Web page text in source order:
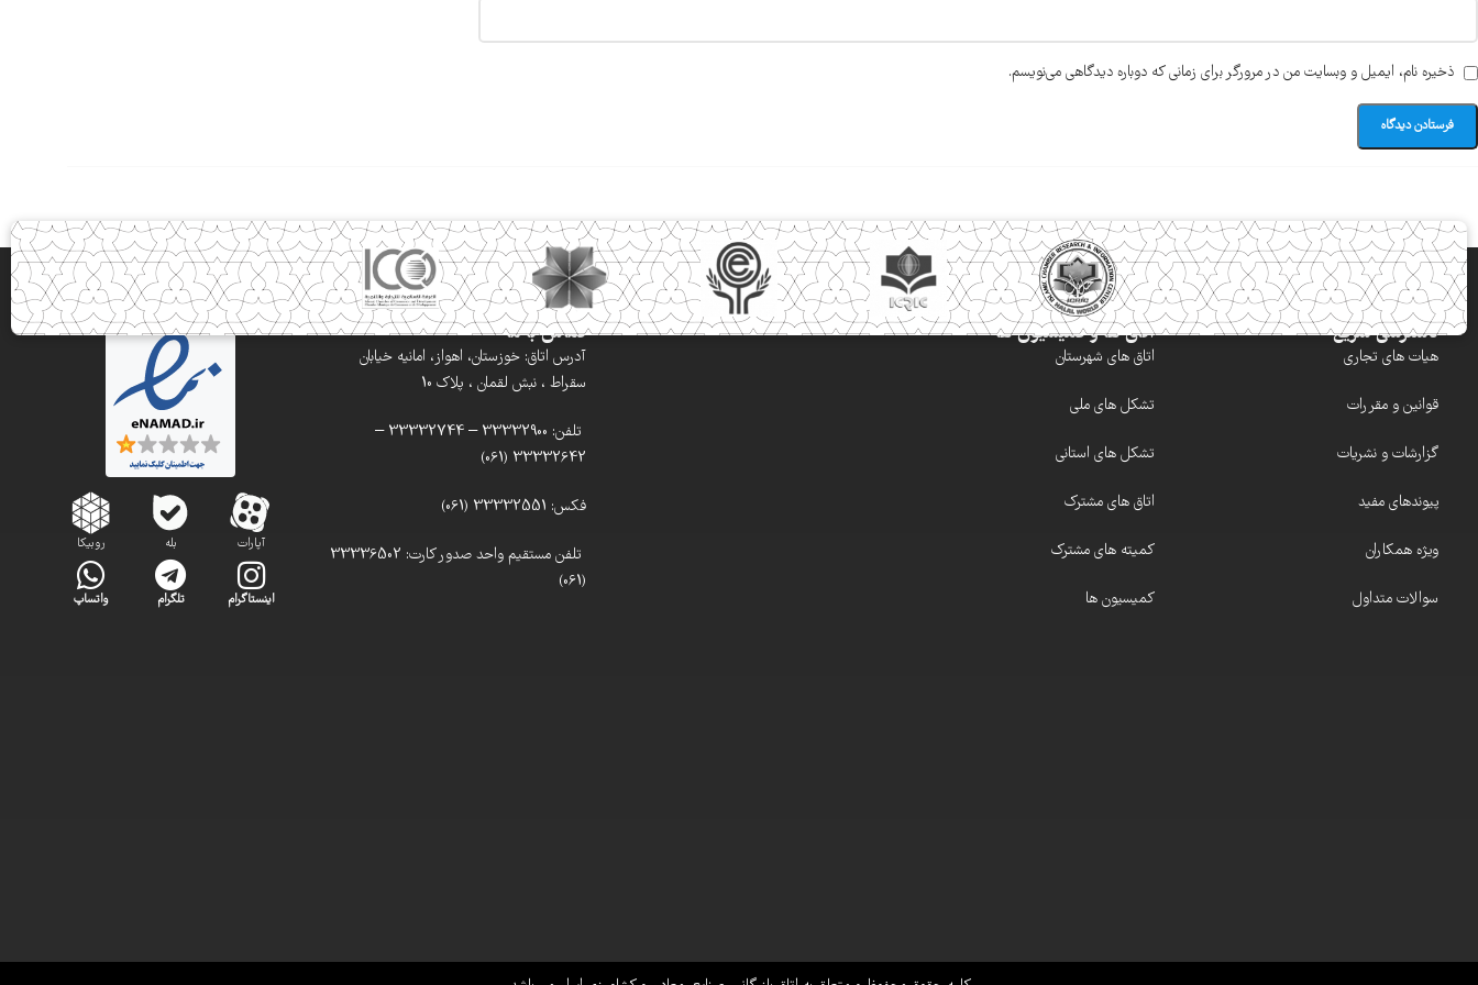
ذخیره نام، ایمیل و وبسایت من در مرورگر برای زمانی که دوباره دیدگاهی می‌نویسم.
دسترسی سریع
هیات های تجاری
قوانین و مقررات
گزارشات و نشریات
پیوندهای مفید
ویژه همکاران
سوالات متداول
اتاق ها و کمیسیون ها
اتاق های شهرستان
تشکل های ملی
تشکل های استانی
اتاق های مشترک
کمیته های مشترک
کمیسیون ها
تماس با ما
آدرس اتاق: خوزستان، اهواز، امانیه خیابان
سقراط ، نبش لقمان ، پلاک 10
تلفن: 33332900 – 33332744 –
33332642 (061)
فکس: 33332551 (061)
تلفن مستقیم واحد صدور کارت: 33336502
(061)
آپارات بله روبیکا
اینستاگرام تلگرام واتساپ